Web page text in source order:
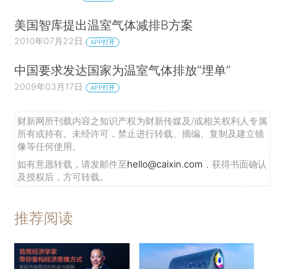
美国智库提出温室气体减排B方案
2010年07月22日 APP打开
中国要求发达国家为温室气体排放“埋单”
2009年03月17日 APP打开
财新网所刊载内容之知识产权为财新传媒及/或相关权利人专属
所有或持有。未经许可，禁止进行转载、摘编、复制及建立镜
像等任何使用。
如有意愿转载，请发邮件至hello@caixin.com ，获得书面确认
及授权后，方可转载。
推荐阅读